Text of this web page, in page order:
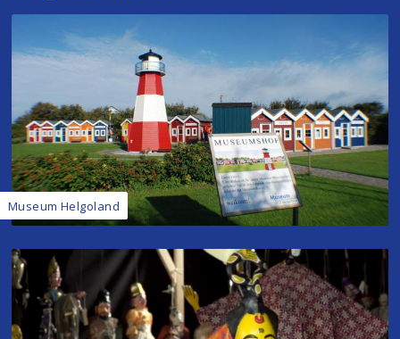
Museum Helgoland